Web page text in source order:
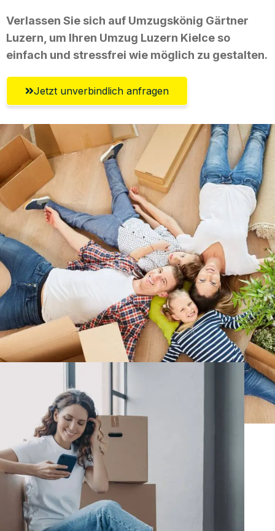
Verlassen Sie sich auf Umzugskönig Gärtner
Luzern, um Ihren Umzug Luzern Kielce so
einfach und stressfrei wie möglich zu gestalten.
Jetzt unverbindlich anfragen